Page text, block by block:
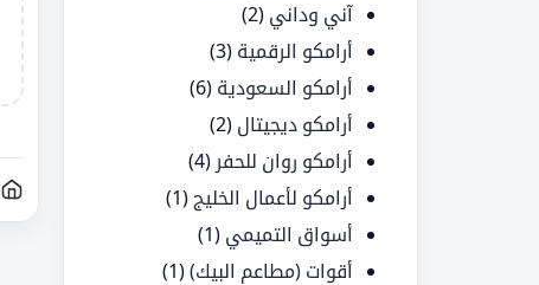
آني وداني (2)
أرامكو الرقمية (3)
أرامكو السعودية (6)
أرامكو ديجيتال (2)
أرامكو روان للحفر (4)
أرامكو لأعمال الخليج (1)
أسواق التميمي (1)
أقوات (مطاعم البيك)(1)